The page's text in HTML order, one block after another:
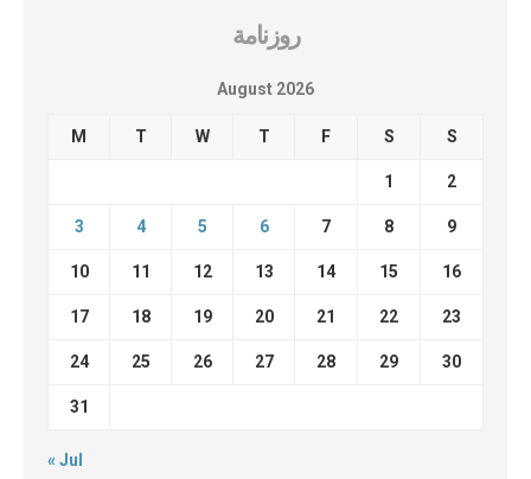
روزنامة
August 2026
M T W T F S S
1 2
3 4 5 6 7 8 9
10 11 12 13 14 15 16
17 18 19 20 21 22 23
24 25 26 27 28 29 30
31
« Jul